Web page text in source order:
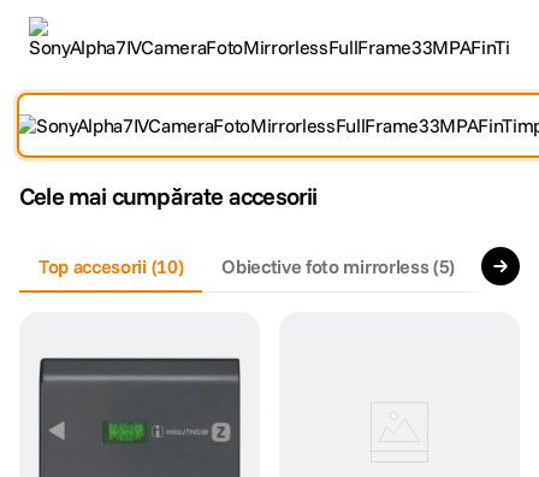
2. trepied
4. peak design
6 lavaliera
Cele mai cumpărate accesorii
Top accesorii (10) Obiective foto mirrorless(5)